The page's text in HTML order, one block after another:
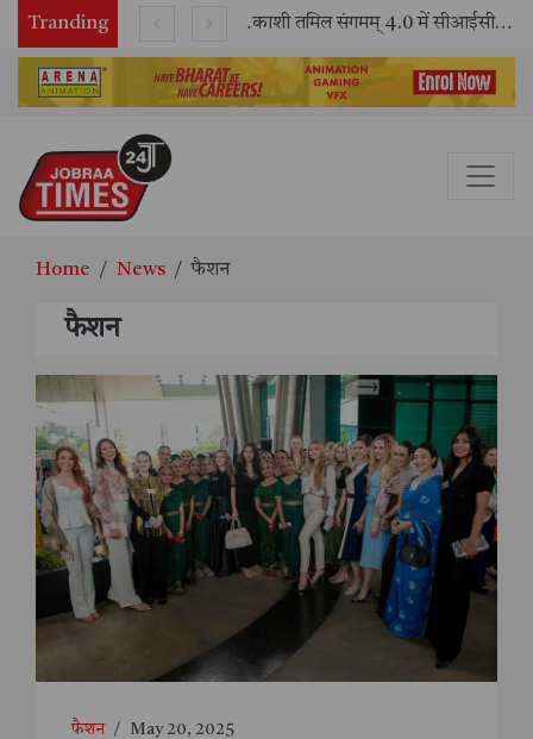
Tranding काशी तमिल संगमम् 4.0 में सीआईसीटी का स्टॉल बना तमिल भाषा और संस्कृति का केंद्र, ‘तमिल करकलाम’ से सीखना हुआ सरल
Home News फैशन
फैशन
फैशन / May 20, 2025